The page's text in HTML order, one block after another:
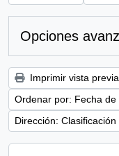
Opciones
Imprimir vista previa
Ordenar por: Fecha de
Dirección: